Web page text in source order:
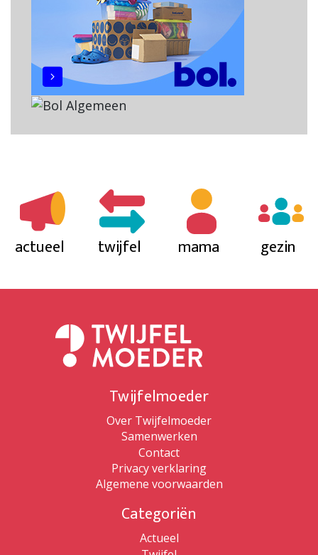
actueel twijfel mama gezin
Twijfelmoeder
Over Twijfelmoeder
Samenwerken
Contact
Privacy verklaring
Algemene voorwaarden
Categoriën
Actueel